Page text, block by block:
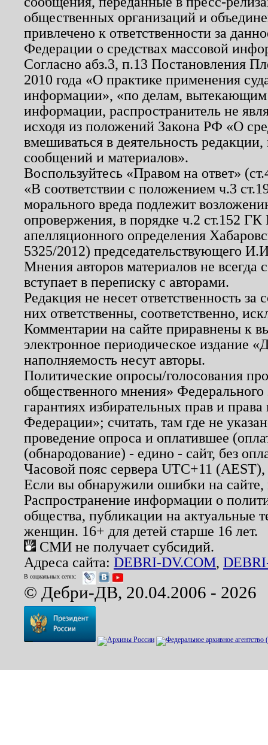
общественных организаций и
привлечено к ответственности за
Федерации о средствах массовой
Согласно абз.3, п.13 Постановления
2010 года «О практике применения
информации», «по делам, вытекающим
информации, распространитель не
исходя из положений Закона РФ «О
вмешиваться в деятельность
сообщений и материалов».
Воспользуйтесь «Правом на ответ»
«В соответствии с положением ч.3
морального вреда подлежит
опровержения, в порядке ч.2 ст.152
апелляционного определения
5325/2012) председательствующего
Мнения авторов материалов не
вступает в переписку с авторами.
Редакция не несет ответственность
них ответственны, соответственно,
Комментарии на сайте приравнены к
электронное периодическое издание
наполняемость несут авторы.
Политические опросы/голосования
общественного мнения»
гарантиях избирательных прав и
Федерации»; считать, там где не
проведение опроса и оплатившее
(обнародование) - едино - сайт, без
Часовой пояс сервера UTC+11
Если вы обнаружили ошибки на
Распространение информации о
общества, публикации на актуальные
женщин. 16+ для детей старше 16 лет.
СМИ не получает субсидий.
Адреса сайта: DEBRI-DV.COM,
В социальных сетях:
© Дебри-ДВ, 20.04.2006 - 2026